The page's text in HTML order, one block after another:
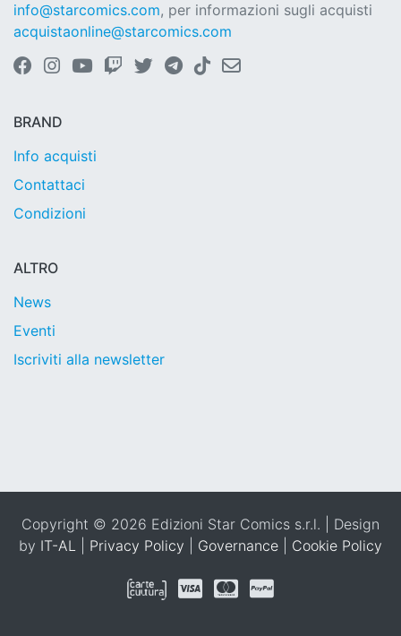
info@starcomics.com, per informazioni sugli acquisti
acquistaonline@starcomics.com
BRAND
Info acquisti
Contattaci
Condizioni
ALTRO
News
Eventi
Iscriviti alla newsletter
Copyright © 2026 Edizioni Star Comics s.r.l. | Design
by IT-AL Privacy Policy Governance Cookie Policy